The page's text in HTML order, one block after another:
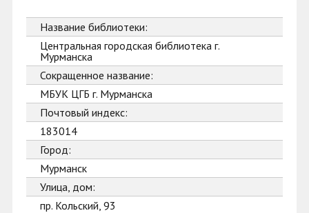
Название библиотеки:
Центральная городская библиотека г.
Мурманска
Сокращенное название:
МБУК ЦГБ г. Мурманска
Почтовый индекс:
183014
Город:
Мурманск
Улица, дом:
пр. Кольский, 93